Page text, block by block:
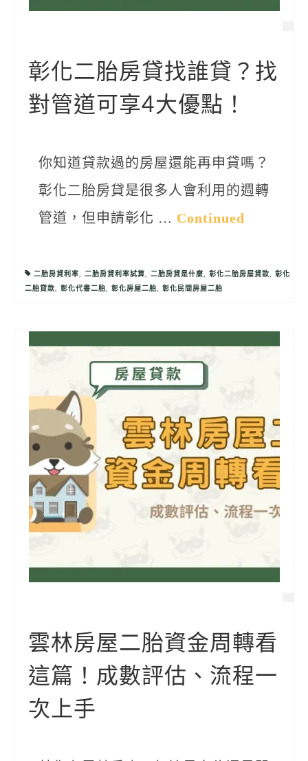
彰化二胎房貸找誰貸？找
對管道可享4大優點！
你知道貸款過的房屋還能再申貸嗎？
彰化二胎房貸是很多人會利用的週轉
管道，但申請彰化 … Continued
二胎房貸利率, 二胎房貸利率試算, 二胎房貸是什麼, 彰化二胎房屋貸款, 彰化
二胎貸款, 彰化代書二胎, 彰化房屋二胎, 彰化民間房屋二胎
雲林房屋二胎資金周轉看
這篇！成數評估、流程一
次上手